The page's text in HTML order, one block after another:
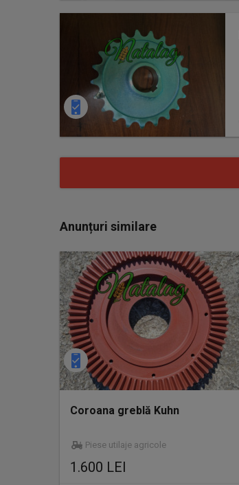
Anunțuri similare
Coroana greblă Kuhn
Piese utilaje agricole
1.600 LEI